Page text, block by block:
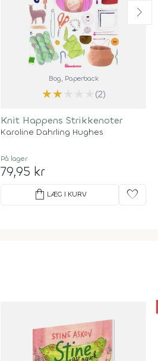
Bog, Paperback
★★ (2)
Knit Happens Strikkenoter
Karoline Dahrling Hughes
På lager
79,95 kr
shopping_bag LÆG I KURV favorite